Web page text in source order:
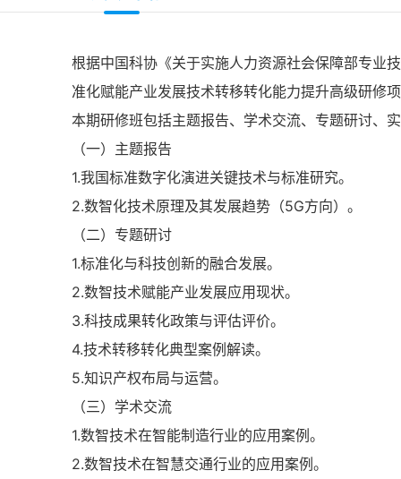
根据中国科协《关于实施人力资源社会保障部专业
准化赋能产业发展技术转移转化能力提升高级研修
本期研修班包括主题报告、学术交流、专题研讨、
（一）主题报告
1.我国标准数字化演进关键技术与标准研究。
2.数智化技术原理及其发展趋势（5G方向）。
（二）专题研讨
1.标准化与科技创新的融合发展。
2.数智技术赋能产业发展应用现状。
3.科技成果转化政策与评估评价。
4.技术转移转化典型案例解读。
5.知识产权布局与运营。
（三）学术交流
1.数智技术在智能制造行业的应用案例。
2.数智技术在智慧交通行业的应用案例。